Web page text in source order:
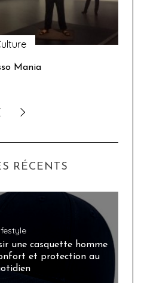
Mania
RÉCENTS
une casquette homme
et protection au